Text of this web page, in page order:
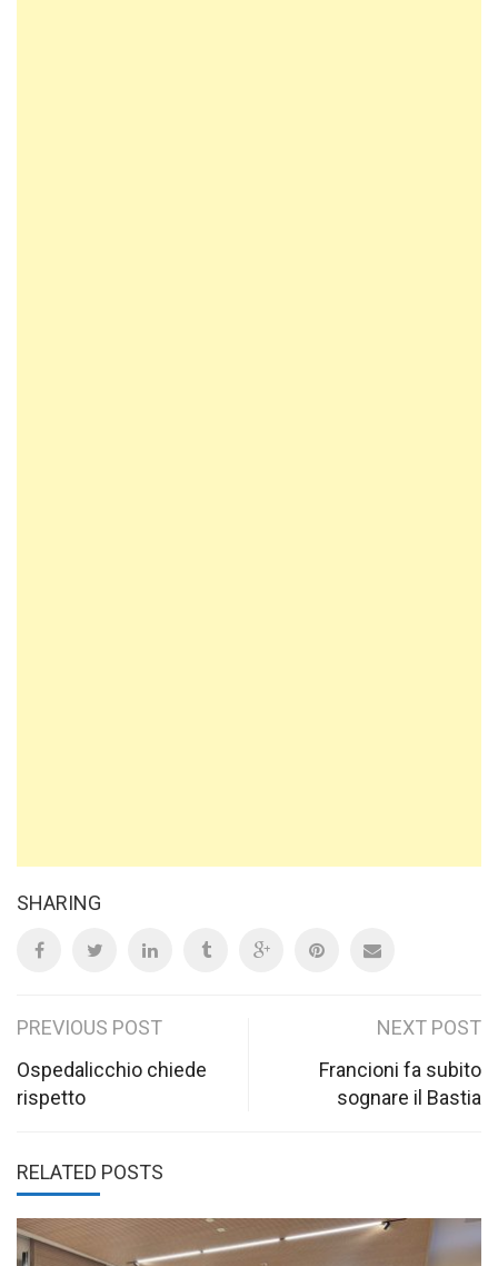
SHARING
Post
navigation
PREVIOUS POST
Ospedalicchio chiede
rispetto
NEXT POST
Francioni fa subito
sognare il Bastia
RELATED POSTS